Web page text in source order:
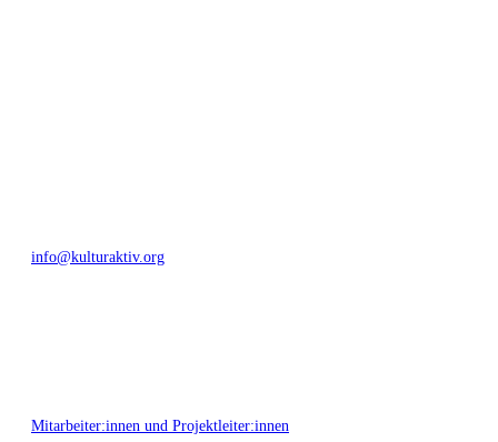
info@kulturaktiv.org
Mitarbeiter:innen und Projektleiter:innen